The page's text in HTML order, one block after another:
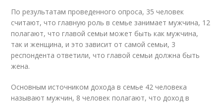
По результатам проведенного опроса, 35 человек
считают, что главную роль в семье занимает мужчина, 12
полагают, что главой семьи может быть как мужчина,
так и женщина, и это зависит от самой семьи, 3
респондента ответили, что главой семьи должна быть
жена.
Основным источником дохода в семье 42 человека
называют мужчин, 8 человек полагают, что доход в